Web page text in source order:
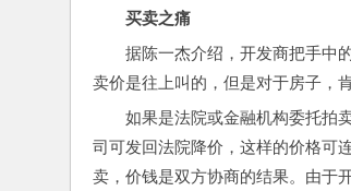
买卖之痛
据陈一杰介绍，开发商把手中
卖价是往上叫的，但是对于房子，
如果是法院或金融机构委托拍
司可发回法院降价，这样的价格可
卖，价钱是双方协商的结果。由于